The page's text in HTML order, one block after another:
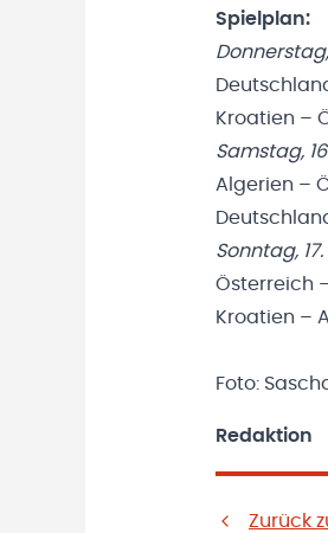
Spielplan:
Donnerstag,
Kroatien –
Samstag,
Algerien –
Sonntag, 17.
Österreich
Kroatien –
Foto:
Redaktion
Zurück